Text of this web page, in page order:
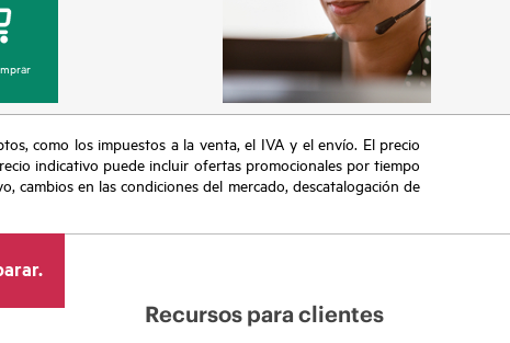
como los impuestos a la venta, el IVA y el envío. El precio
indicativo puede incluir ofertas promocionales por tiempo
cambios en las condiciones del mercado, descatalogación de
Recursos para clientes